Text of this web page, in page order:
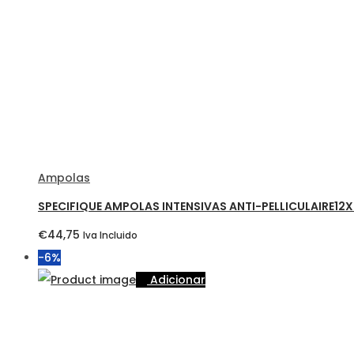
Ampolas
SPECIFIQUE AMPOLAS INTENSIVAS ANTI-
€44,75 Iva Incluido
-6%
Adicionar